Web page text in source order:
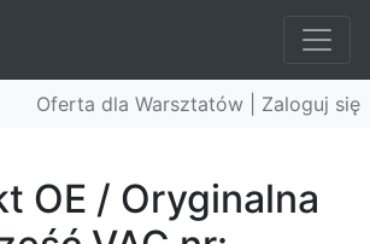
Oferta dla Warsztatów | Zaloguj się
OE / Oryginalna